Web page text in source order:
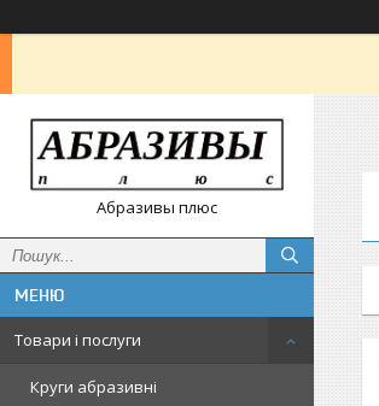
Абразивы плюс
Товари і послуги
Круги абразивні